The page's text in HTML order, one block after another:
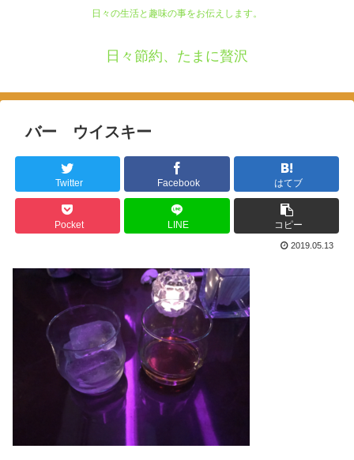
日々の生活と趣味の事をお伝えします。
日々節約、たまに贅沢
バー ウイスキー
Twitter Facebook はてブ
Pocket LINE コピー
2019.05.13